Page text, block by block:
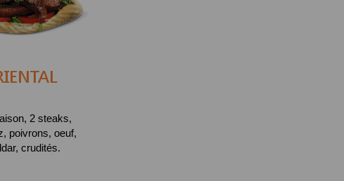
2 steaks,
poivrons, oeuf,
crudités.